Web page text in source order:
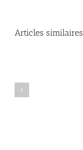
Articles similaires